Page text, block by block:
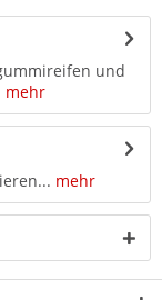
und
mehr
mehr